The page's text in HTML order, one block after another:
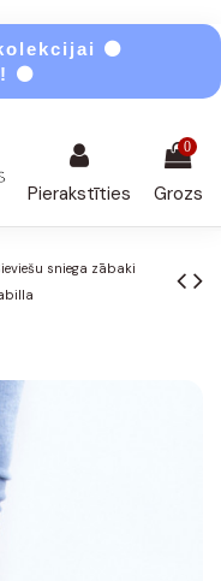
⚫
⚫
Pierakstīties
0
Grozs
sniega zābaki